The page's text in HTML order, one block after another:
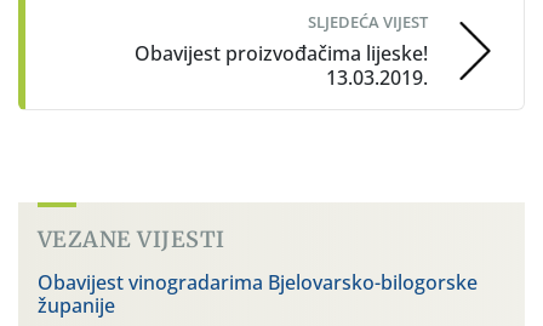
SLJEDEĆA VIJEST
Obavijest proizvođačima lijeske!
13.03.2019.
VEZANE VIJESTI
Obavijest vinogradarima Bjelovarsko-bilogorske
županije